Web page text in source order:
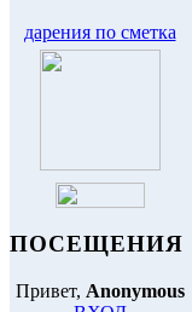
дарения по сметка
ПОСЕЩЕНИЯ
Привет, Anonymous